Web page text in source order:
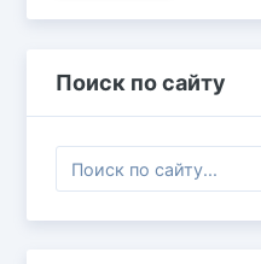
Поиск по сайту